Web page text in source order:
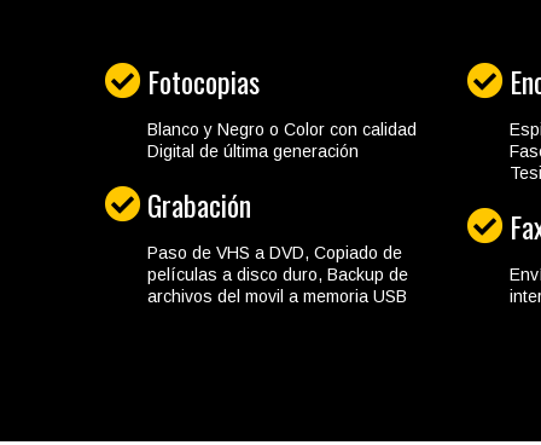
Fotocopias
Blanco y Negro o Color con calidad
Digital de última generación
Grabación
Paso de VHS a DVD, Copiado de
películas a disco duro, Backup de
archivos del movil a memoria USB